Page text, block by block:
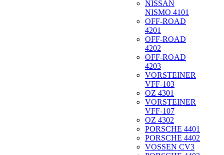
NISSAN
NISMO 4101
OFF-ROAD
4201
OFF-ROAD
4202
OFF-ROAD
4203
VORSTEINER
VFF-103
OZ 4301
VORSTEINER
VFF-107
OZ 4302
PORSCHE 4401
PORSCHE 4402
VOSSEN CV3